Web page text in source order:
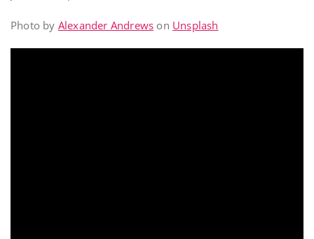
Photo by Alexander Andrews on Unsplash